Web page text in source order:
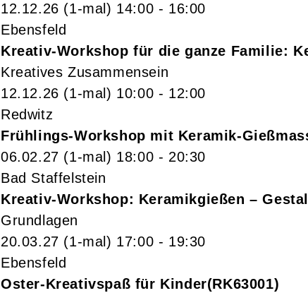
12.12.26 (1-mal) 14:00 - 16:00
Ebensfeld
Kreativ-Workshop für die ganze Familie:
Kreatives Zusammensein
12.12.26 (1-mal) 10:00 - 12:00
Redwitz
Frühlings-Workshop mit Keramik-
06.02.27 (1-mal) 18:00 - 20:30
Bad Staffelstein
Kreativ-Workshop: Keramikgießen –
Grundlagen
20.03.27 (1-mal) 17:00 - 19:30
Ebensfeld
Oster-Kreativspaß für Kinder RK63001